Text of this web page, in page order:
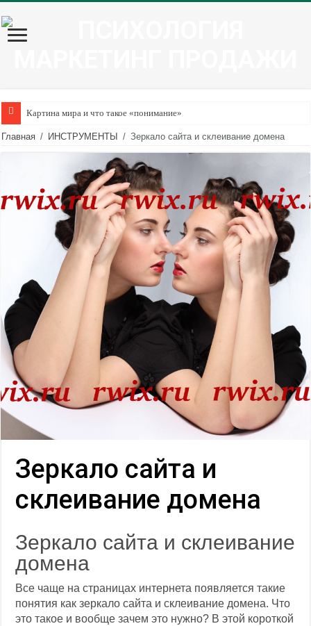
Картина мира и что такое «понимание»
Самосаботаж через переоценку цели. Сопротивление ожиданиям.
Главная / ИНСТРУМЕНТЫ / Зеркало сайта и склеивание домена
Зеркало сайта и
склеивание домена
Зеркало сайта и склеивание
домена
Все чаще на страницах интернета появляется такие
понятия как зеркало сайта и склеивание домена. Что
это такое и вообще зачем это нужно? В этой короткой